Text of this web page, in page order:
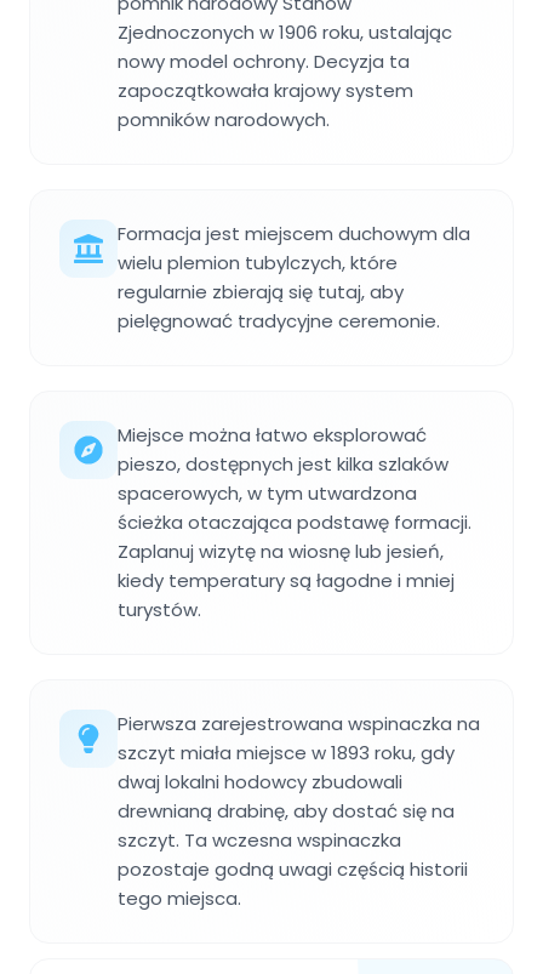
Zjednoczonych w 1906 roku, ustalając
nowy model ochrony. Decyzja ta
zapoczątkowała krajowy system
pomników narodowych.
Formacja jest miejscem duchowym dla
wielu plemion tubylczych, które
regularnie zbierają się tutaj, aby
pielęgnować tradycyjne ceremonie.
Miejsce można łatwo eksplorować
pieszo, dostępnych jest kilka szlaków
spacerowych, w tym utwardzona
ścieżka otaczająca podstawę formacji.
Zaplanuj wizytę na wiosnę lub jesień,
kiedy temperatury są łagodne i mniej
turystów.
Pierwsza zarejestrowana wspinaczka na
szczyt miała miejsce w 1893 roku, gdy
dwaj lokalni hodowcy zbudowali
drewnianą drabinę, aby dostać się na
szczyt. Ta wczesna wspinaczka
pozostaje godną uwagi częścią historii
tego miejsca.